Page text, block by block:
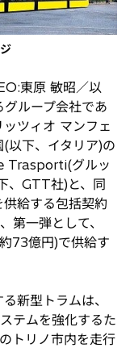
東原 敏昭／以
ループ会社であ
ツィオ マンフェ
以下、イタリア)の
Trasporti(グルッ
、GTT社)と、同
給する包括契約
第一弾として、
73億円)で供給す
新型トラムは、
テムを強化するた
トリノ市内を走行